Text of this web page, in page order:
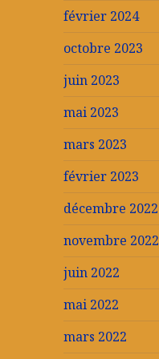
février 2024
octobre 2023
juin 2023
mai 2023
mars 2023
février 2023
décembre 2022
novembre 2022
juin 2022
mai 2022
mars 2022